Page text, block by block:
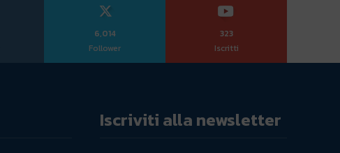
6,014
Follower
323
Iscritti
Iscriviti alla newsletter